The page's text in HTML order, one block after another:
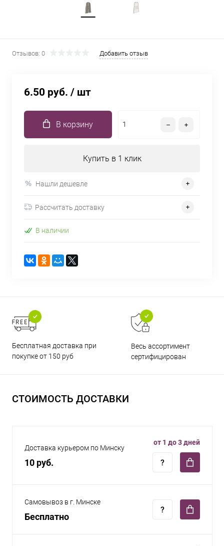
Отзывов: 0 Добавить отзыв
6.50 руб. / шт
В корзину
Купить в 1 клик
Нашли дешевле
Рассчитать доставку
В наличии
Бесплатная доставка при
покупке от 150 руб
Весь ассортимент
сертифицирован
СТОИМОСТЬ ДОСТАВКИ
Доставка курьером по Минску
10 руб.
от 1 до 3 дней
Самовывоз в г. Минске
Бесплатно